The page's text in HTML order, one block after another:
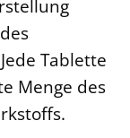
Tablette
Menge des